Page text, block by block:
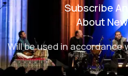
Subscribe
About
Will be used in accordance